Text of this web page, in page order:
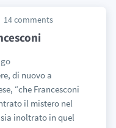
14 comments
di nuovo a
“che Francesconi
il mistero nel
inoltrato in quel